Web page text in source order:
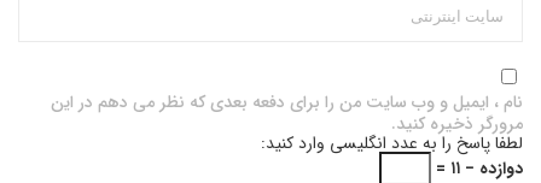
نام ، ایمیل و وب سایت من را برای دفعه بعدی که نظر می دهم در این
مرورگر ذخیره کنید.
لطفا پاسخ را به عدد انگلیسی وارد کنید:
دوازده − ۱۱ =